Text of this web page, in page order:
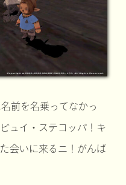
前を名乗ってなかっ
ュイ・ステコッパ！キ
会いに来るニ！がんば